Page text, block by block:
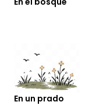
En un prado